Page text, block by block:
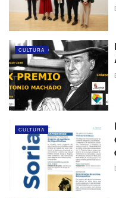
CULTURA
CULTURA